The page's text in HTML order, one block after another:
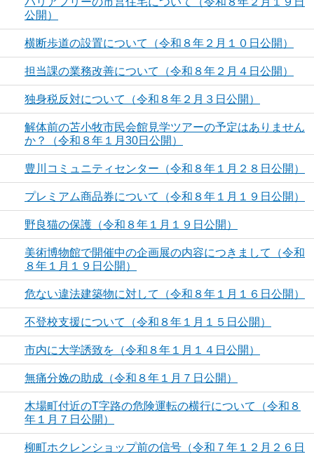
公開）
横断歩道の設置について（令和８年２月１０日公開）
担当課の業務改善について（令和８年２月４日公開）
独身税反対について（令和８年２月３日公開）
解体前の苫小牧市民会館見学ツアーの予定はありません
か？（令和８年１月30日公開）
豊川コミュニティセンター（令和８年１月２８日公開）
プレミアム商品券について（令和８年１月１９日公開）
野良猫の保護（令和８年１月１９日公開）
美術博物館で開催中の企画展の内容につきまして（令和
８年１月１９日公開）
危ない違法建築物に対して（令和８年１月１６日公開）
不登校支援について（令和８年１月１５日公開）
市内に大学誘致を（令和８年１月１４日公開）
無痛分娩の助成（令和８年１月７日公開）
木場町付近のT字路の危険運転の横行について（令和８
年１月７日公開）
柳町ホクレンショップ前の信号（令和７年１２月２６日